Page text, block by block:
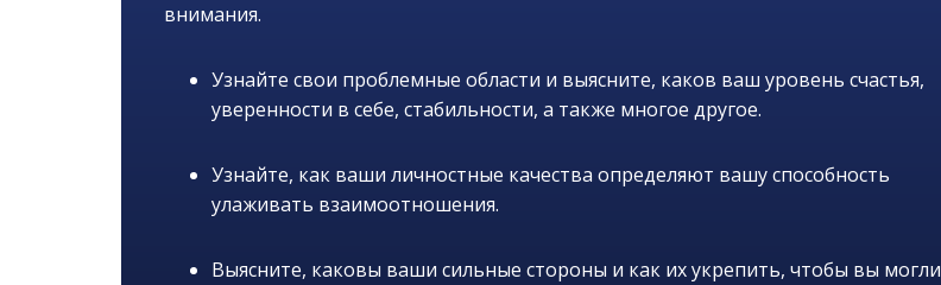
внимания.
Узнайте свои проблемные области и выясните, каков ваш уровень счастья,
уверенности в себе, стабильности, а также многое другое.
Узнайте, как ваши личностные качества определяют вашу способность
улаживать взаимоотношения.
Выясните, каковы ваши сильные стороны и как их укрепить, чтобы вы могли